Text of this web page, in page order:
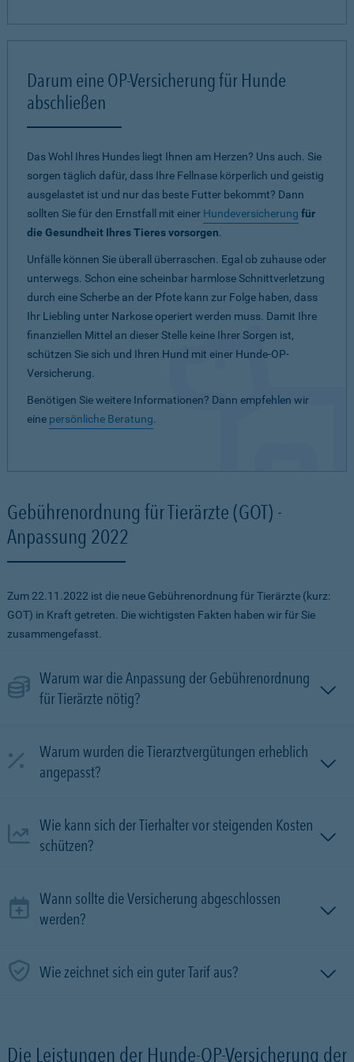
Darum eine OP-Versicherung für Hunde
abschließen
Das Wohl Ihres Hundes liegt Ihnen am Herzen? Uns auch. Sie
sorgen täglich dafür, dass Ihre Fellnase körperlich und geistig
ausgelastet ist und nur das beste Futter bekommt? Dann
sollten Sie für den Ernstfall mit einer Hundeversicherung für
die Gesundheit Ihres Tieres vorsorgen.
Unfälle können Sie überall überraschen. Egal ob zuhause oder
unterwegs. Schon eine scheinbar harmlose Schnittverletzung
durch eine Scherbe an der Pfote kann zur Folge haben, dass
Ihr Liebling unter Narkose operiert werden muss. Damit Ihre
finanziellen Mittel an dieser Stelle keine Ihrer Sorgen ist,
schützen Sie sich und Ihren Hund mit einer Hunde-OP-
Versicherung.
Benötigen Sie weitere Informationen? Dann empfehlen wir
eine persönliche Beratung.
Gebührenordnung für Tierärzte (GOT) -
Anpassung 2022
Zum 22.11.2022 ist die neue Gebührenordnung für Tierärzte (kurz:
GOT) in Kraft getreten. Die wichtigsten Fakten haben wir für Sie
zusammengefasst.
Warum war die Anpassung der Gebührenordnung
für Tierärzte nötig?
Warum wurden die Tierarztvergütungen erheblich
angepasst?
Wie kann sich der Tierhalter vor steigenden Kosten
schützen?
Wann sollte die Versicherung abgeschlossen
werden?
Wie zeichnet sich ein guter Tarif aus?
Die Leistungen der Hunde-OP-Versicherung der